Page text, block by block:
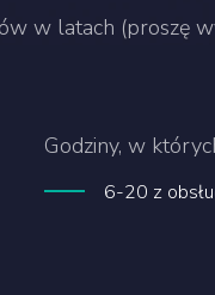
w latach (proszę
Godziny, w
6-20 z